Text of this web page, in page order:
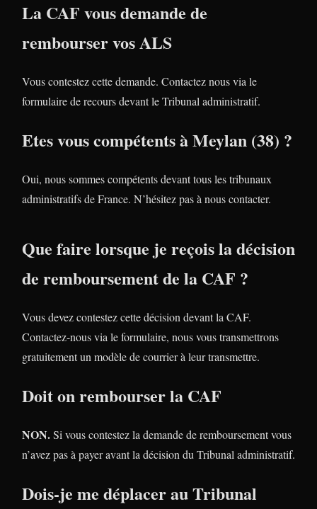
La CAF vous demande de
rembourser vos ALS
Vous contestez cette demande. Contactez nous via le
formulaire de recours devant le Tribunal administratif.
Etes vous compétents à Meylan (38) ?
Oui, nous sommes compétents devant tous les tribunaux
administratifs de France. N’hésitez pas à nous contacter.
Que faire lorsque je reçois la décision
de remboursement de la CAF ?
Vous devez contestez cette décision devant la CAF.
Contactez-nous via le formulaire, nous vous transmettrons
gratuitement un modèle de courrier à leur transmettre.
Doit on rembourser la CAF
NON.Si vous contestez la demande de remboursement vous
n’avez pas à payer avant la décision du Tribunal administratif.
Dois-je me déplacer au Tribunal